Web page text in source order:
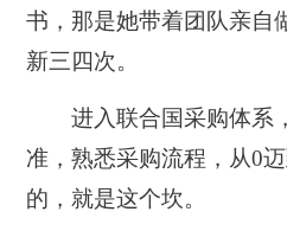
书，那是她带着团队亲自
新三四次。
进入联合国采购体系
准，熟悉采购流程，从0
的，就是这个坎。